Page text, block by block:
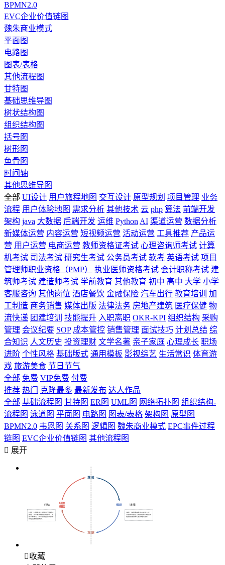
BPMN2.0
EVC企业价值链图
魏朱商业模式
平面图
电路图
图表/表格
其他流程图
甘特图
基础思维导图
树状结构图
组织结构图
括号图
树形图
鱼骨图
时间轴
其他思维导图
全部 UI设计 用户旅程地图 交互设计 原型规划 项目管理 业务
流程 用户体验地图 需求分析 其他技术 云 php 算法 前端开发
架构 java 大数据 后端开发 运维 Python AI 渠道运营 数据分析
新媒体运营 内容运营 短视频运营 活动运营 工具推荐 产品运
营 用户运营 电商运营 教师资格证考试 心理咨询师考试 计算
机考试 司法考试 研究生考试 公务员考试 软考 英语考试 项目
管理师职业资格（PMP）
执业医师资格考试 会计职称考试 建
筑师考试 建造师考试 学前教育 其他教育 初中 高中 大学 小学
客服咨询 其他岗位 酒店餐饮 金融保险 汽车出行 教育培训
加
工制造 商务销售 媒体出版 法律法务 房地产建筑 医疗保健 物
流快递 团建培训 技能提升 入职离职 OKR-KPI 组织结构 采购
管理 会议纪要 SOP 成本管控 销售管理 面试技巧 计划总结 综
合知识 人文历史 投资理财 文学名著 亲子家庭 心理成长 职场
进阶 个性风格 基础版式 通用模板 影视综艺 生活常识 体育游
戏 旅游美食 节日节气
全部 免费 VIP免费 付费
推荐 热门 克隆最多 最新发布 达人作品
全部 基础流程图 甘特图 ER图 UML图 网络拓扑图 组织结构-
流程图 泳道图 平面图 电路图 图表/表格 架构图 原型图
BPMN2.0 韦恩图 关系图 逻辑图 魏朱商业模式 EPC事件过程
链图 EVC企业价值链图 其他流程图
 展开
收藏